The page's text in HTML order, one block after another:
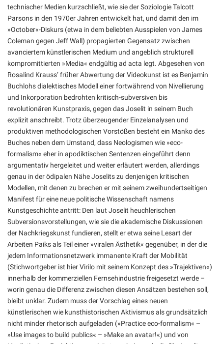
technischer Medien kurzschließt, wie sie der Soziologie Talcott
Parsons in den 1970er Jahren entwickelt hat, und damit den im
»October«-Diskurs (etwa in dem beliebten Ausspielen von James
Coleman gegen Jeff Wall) propagierten Gegensatz zwischen
avanciertem künstlerischen Medium und angeblich strukturell
kompromittierten »Media« endgültig ad acta legt. Abgesehen von
Rosalind Krauss’ früher Abwertung der Videokunst ist es Benjamin
Buchlohs dialektisches Modell einer fortwährend von Nivellierung
und Inkorporation bedrohten kritisch-subversiven bis
revolutionären Kunstpraxis, gegen das Joselit in seinem Buch
explizit anschreibt. Trotz überzeugender Einzelanalysen und
produktiven methodologischen Vorstößen besteht ein Manko des
Buches neben dem Umstand, dass Neologismen wie »eco-
formalism« eher in apodiktischen Sentenzen eingeführt denn
argumentativ hergeleitet und weiter erläutert werden, allerdings
genau in der ödipalen Nähe Joselits zu denjenigen kritischen
Modellen, mit denen zu brechen er mit seinem zweihundertseitigen
Manifest für eine neue politische Wissenschaft namens
Kunstgeschichte antritt: Den laut Joselit heuchlerischen
Subversionsvorstellungen, wie sie die akademische Diskussionen
der Nachkriegskunst fundieren, stellt er etwa seine Lesart der
Arbeiten Paiks als Teil einer »viralen Ästhetik« gegenüber, in der die
jedem Informationsnetzwerk immanente Kraft der Mobilität
(Stichwortgeber ist hier Virilo mit seinem Konzept des »Trajektiven«)
innerhalb der kommerziellen Fernsehindustrie freigesetzt werde –
worin genau die Differenz zwischen diesen Ansätzen bestehen soll,
bleibt unklar. Zudem muss der Vorschlag eines neuen
künstlerischen wie kunsthistorischen Aktivismus als grundsätzlich
nicht minder rhetorisch aufgeladen (»Practice eco-formalism« –
»Use images to build publics« – »Make an avatar!«) und von